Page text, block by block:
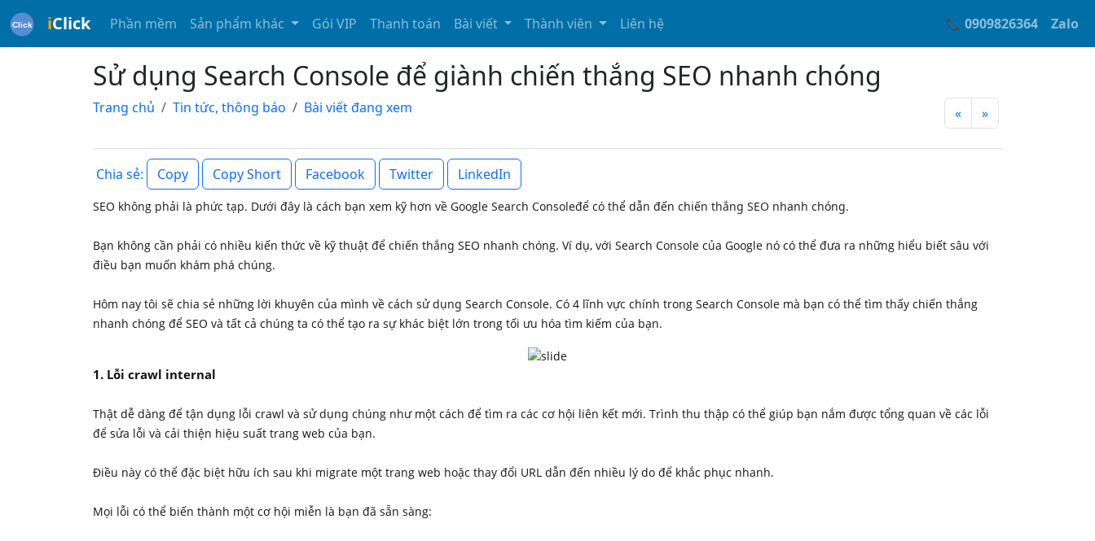
iClick Phần mềm Sản phẩm khác Gói VIP Thanh toán Bài viết Thành viên Liên hệ 📞 0909826364 Zalo
Sử dụng Search Console để giành chiến thắng SEO nhanh chóng
Trang chủ Tin tức, thông báo Bài viết đang xem « »
Chia sẻ: Copy Copy Short Facebook Twitter LinkedIn
SEO không phải là phức tạp. Dưới đây là cách bạn xem kỹ hơn về Google Search Consoleđể có thể dẫn đến chiến thắng SEO nhanh chóng.
Bạn không cần phải có nhiều kiến thức về kỹ thuật để chiến thắng SEO nhanh chóng. Ví dụ, với Search Console của Google nó có thể đưa ra những hiểu biết sâu với
điều bạn muốn khám phá chúng.
Hôm nay tôi sẽ chia sẻ những lời khuyên của mình về cách sử dụng Search Console. Có 4 lĩnh vực chính trong Search Console mà bạn có thể tìm thấy chiến thắng
nhanh chóng để SEO và tất cả chúng ta có thể tạo ra sự khác biệt lớn trong tối ưu hóa tìm kiếm của bạn.
1. Lỗi crawl internal
Thật dễ dàng để tận dụng lỗi crawl và sử dụng chúng như một cách để tìm ra các cơ hội liên kết mới. Trình thu thập có thể giúp bạn nắm được tổng quan về các lỗi
để sửa lỗi và cải thiện hiệu suất trang web của bạn.
Điều này có thể đặc biệt hữu ích sau khi migrate một trang web hoặc thay đổi URL dẫn đến nhiều lý do để khắc phục nhanh.
Mọi lỗi có thể biến thành một cơ hội miễn là bạn đã sẵn sàng: